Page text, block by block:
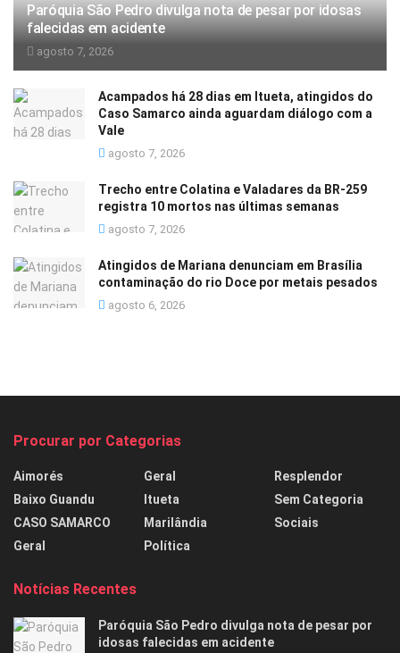
Paróquia São Pedro divulga nota de pesar por idosas
falecidas em acidente
agosto 7, 2026
Acampados há 28 dias em Itueta, atingidos do
Caso Samarco ainda aguardam diálogo com a
Vale
agosto 7, 2026
Trecho entre Colatina e Valadares da BR-259
registra 10 mortos nas últimas semanas
agosto 7, 2026
Atingidos de Mariana denunciam em Brasília
contaminação do rio Doce por metais pesados
agosto 6, 2026
Procurar por Categorias
Aimorés
Baixo Guandu
CASO SAMARCO
Geral
Geral
Itueta
Marilândia
Política
Resplendor
Sem Categoria
Sociais
Notícias Recentes
Paróquia São Pedro divulga nota de pesar por
idosas falecidas em acidente